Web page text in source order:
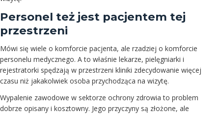
Personel też jest pacjentem tej
przestrzeni
Mówi się wiele o komforcie pacjenta, ale rzadziej o komforcie
personelu medycznego. A to właśnie lekarze, pielęgniarki i
rejestratorki spędzają w przestrzeni kliniki zdecydowanie więcej
czasu niż jakakolwiek osoba przychodząca na wizytę.
Wypalenie zawodowe w sektorze ochrony zdrowia to problem
dobrze opisany i kosztowny. Jego przyczyny są złożone, ale